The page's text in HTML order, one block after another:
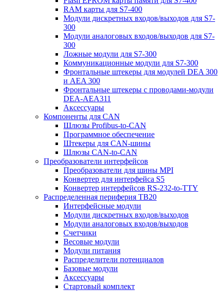
RAM карты для S7-400
Модули дискретных входов/выходов для S7-
300
Модули аналоговых входов/выходов для S7-
300
Ложные модули для S7-300
Коммуникационные модули для S7-300
Фронтальные штекеры для модулей DEA 300
и AEA 300
Фронтальные штекеры с проводами-модули
DEA-AEA311
Аксессуары
Компоненты для CAN
Шлюзы Profibus-to-CAN
Программное обеспечение
Штекеры для CAN-шины
Шлюзы CAN-to-CAN
Преобразователи интерфейсов
Преобразователи для шины MPI
Конвертер для интерфейса S5
Конвертер интерфейсов RS-232-to-TTY
Распределенная периферия TB20
Интерфейсные модули
Модули дискретных входов/выходов
Модули аналоговых входов/выходов
Счетчики
Весовые модули
Модули питания
Распределители потенциалов
Базовые модули
Аксесcуары
Стартовый комплект